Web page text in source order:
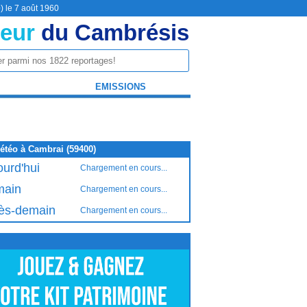
le 7 août 1960
du Cambrésis
EMISSIONS
à Cambrai (59400)
Chargement en cours...
Chargement en cours...
demain Chargement en cours...